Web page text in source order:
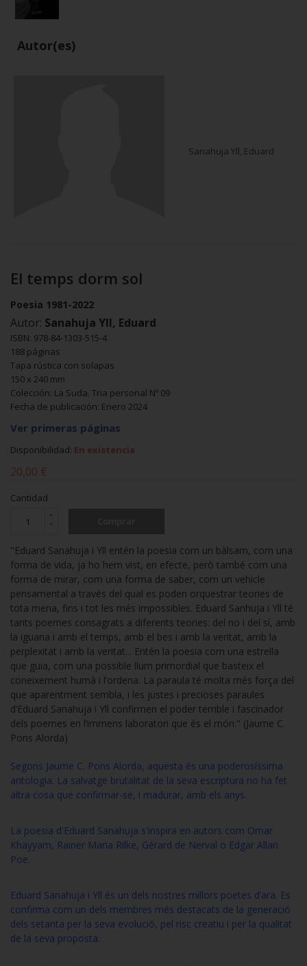
Autor(es)
Sanahuja Yll, Eduard
El temps dorm sol
Poesia 1981-2022
Autor: Sanahuja Yll, Eduard
ISBN: 978-84-1303-515-4
188 páginas
Tapa rústica con solapas
150 x 240 mm
Colección: La Suda. Tria personal Nº 09
Fecha de publicación: Enero 2024
Ver primeras páginas
Disponibilidad: En existencia
20,00 €
Cantidad
"Eduard Sanahuja i Yll entén la poesia com un bàlsam, com una
forma de vida, ja ho hem vist, en efecte, però també com una
forma de mirar, com una forma de saber, com un vehicle
pensamental a través del qual es poden orquestrar teories de
tota mena, fins i tot les més impossibles. Eduard Sanhuja i Yll té
tants poemes consagrats a diferents teories: del no i del sí, amb
la iguana i amb el temps, amb el bes i amb la veritat, amb la
perplexitat i amb la veritat... Entén la poesia com una estrella
que guia, com una possible llum primordial que basteix el
coneixement humà i l’ordena. La paraula té molta més força del
que aparentment sembla, i les justes i precioses paraules
d’Eduard Sanahuja i Yll confirmen el poder terrible i fascinador
dels poemes en l’immens laboratori que és el món." (Jaume C.
Pons Alorda)
Segons Jaume C. Pons Alorda, aquesta és una poderosíssima
antologia. La salvatge brutalitat de la seva escriptura no ha fet
altra cosa que confirmar-se, i madurar, amb els anys.
La poesia d'Eduard Sanahuja s'inspira en autors com Omar
Khayyam, Rainer Maria Rilke, Gérard de Nerval o Edgar Allan
Poe.
Eduard Sanahuja i Yll és un dels nostres millors poetes d’ara. Es
confirma com un dels membres més destacats de la generació
dels setanta per la seva evolució, pel risc creatiu i per la qualitat
de la seva proposta.